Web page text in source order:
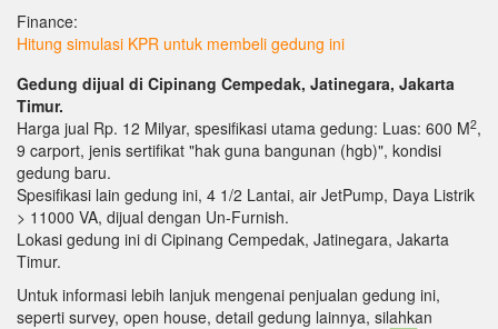
Finance:
Hitung simulasi KPR untuk membeli gedung ini
Gedung dijual di Cipinang Cempedak, Jatinegara, Jakarta
Timur.
Harga jual Rp. 12 Milyar, spesifikasi utama gedung: Luas: 600 M2,
9 carport, jenis sertifikat "hak guna bangunan (hgb)", kondisi
gedung baru.
Spesifikasi lain gedung ini, 4 1/2 Lantai, air JetPump, Daya Listrik
> 11000 VA, dijual dengan Un-Furnish.
Lokasi gedung ini di Cipinang Cempedak, Jatinegara, Jakarta
Timur.
Untuk informasi lebih lanjuk mengenai penjualan gedung ini,
seperti survey, open house, detail gedung lainnya, silahkan